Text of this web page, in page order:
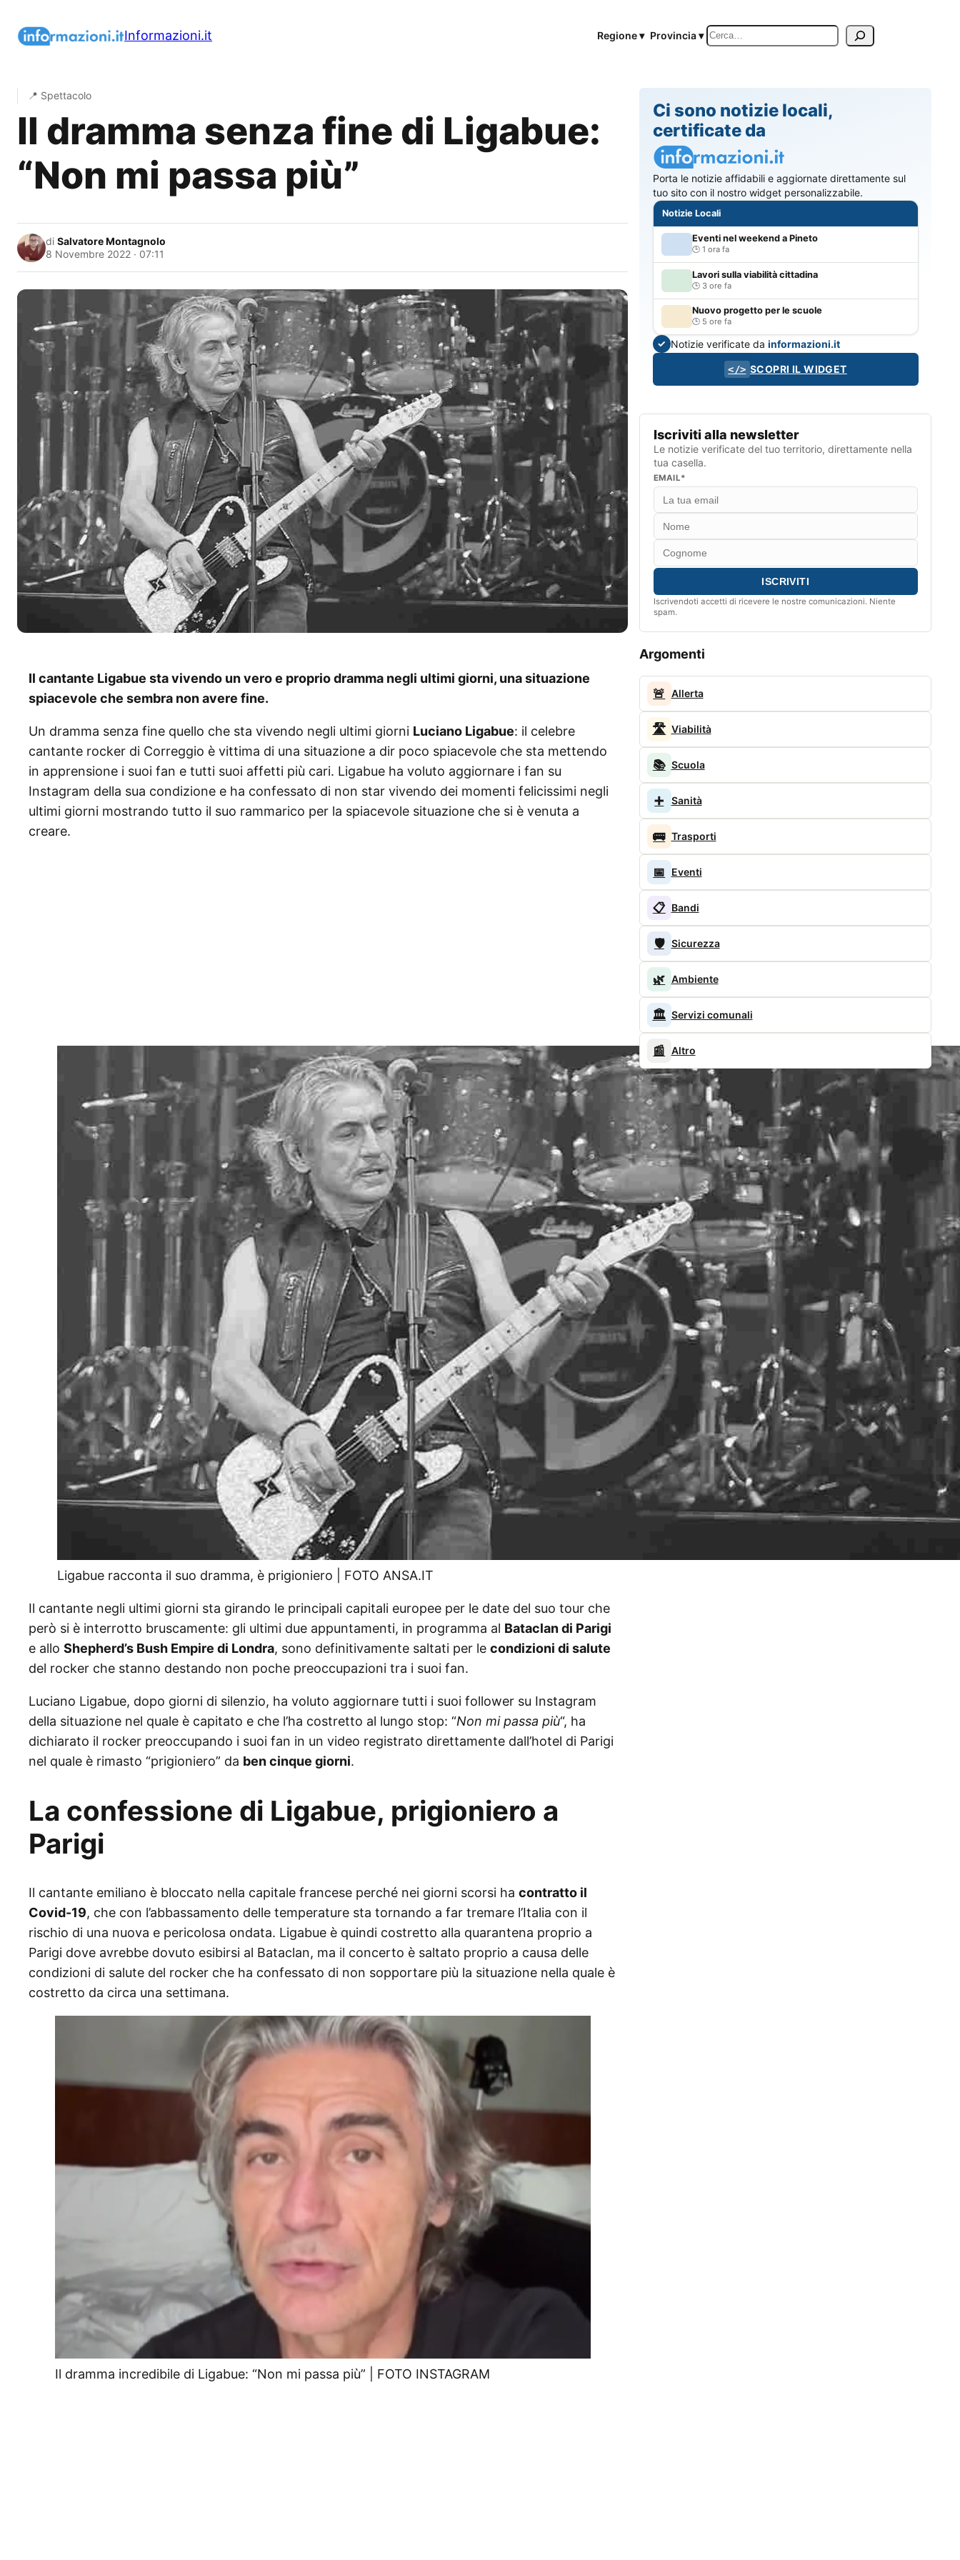
Informazioni.it Regione ▾ Provincia ▾ Cerca
📍 Spettacolo
Il dramma senza fine di Ligabue:
“Non mi passa più”
di Salvatore Montagnolo
8 Novembre 2022 · 07:11
Il cantante Ligabue sta vivendo un vero e proprio dramma negli ultimi giorni, una situazione
spiacevole che sembra non avere fine.
Un dramma senza fine quello che sta vivendo negli ultimi giorni Luciano Ligabue: il celebre
cantante rocker di Correggio è vittima di una situazione a dir poco spiacevole che sta mettendo
in apprensione i suoi fan e tutti suoi affetti più cari. Ligabue ha voluto aggiornare i fan su
Instagram della sua condizione e ha confessato di non star vivendo dei momenti felicissimi negli
ultimi giorni mostrando tutto il suo rammarico per la spiacevole situazione che si è venuta a
creare.
Ligabue racconta il suo dramma, è prigioniero | FOTO ANSA.IT
Il cantante negli ultimi giorni sta girando le principali capitali europee per le date del suo tour che
però si è interrotto bruscamente: gli ultimi due appuntamenti, in programma al Bataclan di Parigi
e allo Shepherd’s Bush Empire di Londra, sono definitivamente saltati per le condizioni di salute
del rocker che stanno destando non poche preoccupazioni tra i suoi fan.
Luciano Ligabue, dopo giorni di silenzio, ha voluto aggiornare tutti i suoi follower su Instagram
della situazione nel quale è capitato e che l’ha costretto al lungo stop: “Non mi passa più“, ha
dichiarato il rocker preoccupando i suoi fan in un video registrato direttamente dall’hotel di Parigi
nel quale è rimasto “prigioniero” da ben cinque giorni.
La confessione di Ligabue, prigioniero a
Parigi
Il cantante emiliano è bloccato nella capitale francese perché nei giorni scorsi ha contratto il
Covid-19, che con l’abbassamento delle temperature sta tornando a far tremare l’Italia con il
rischio di una nuova e pericolosa ondata. Ligabue è quindi costretto alla quarantena proprio a
Parigi dove avrebbe dovuto esibirsi al Bataclan, ma il concerto è saltato proprio a causa delle
condizioni di salute del rocker che ha confessato di non sopportare più la situazione nella quale è
costretto da circa una settimana.
Il dramma incredibile di Ligabue: “Non mi passa più” | FOTO INSTAGRAM
Ci sono notizie locali,
certificate da
Porta le notizie affidabili e aggiornate direttamente sul
tuo sito con il nostro widget personalizzabile.
Notizie Locali
Eventi nel weekend a Pineto
1 ora fa
Lavori sulla viabilità cittadina
3 ore fa
Nuovo progetto per le scuole
5 ore fa
✓ Notizie verificate da informazioni.it
</> SCOPRI IL WIDGET
Iscriviti alla newsletter
Le notizie verificate del tuo territorio, direttamente nella
tua casella.
EMAIL*
Iscrivendoti accetti di ricevere le nostre comunicazioni. Niente
spam.
Argomenti
🚨 Allerta
🛣️ Viabilità
📚 Scuola
➕ Sanità
🚌 Trasporti
📅 Eventi
📋 Bandi
🛡️ Sicurezza
🌿 Ambiente
🏛️ Servizi comunali
📰 Altro